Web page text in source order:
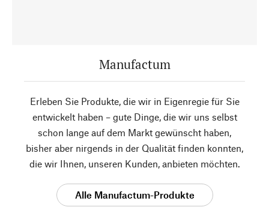
Manufactum
Erleben Sie Produkte, die wir in Eigenregie für Sie
entwickelt haben – gute Dinge, die wir uns selbst
schon lange auf dem Markt gewünscht haben,
bisher aber nirgends in der Qualität finden konnten,
die wir Ihnen, unseren Kunden, anbieten möchten.
Alle Manufactum-Produkte